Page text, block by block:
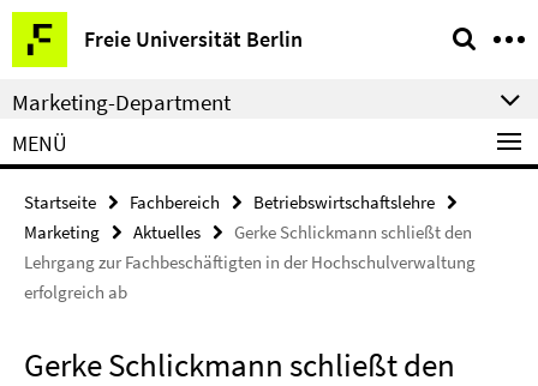
Springe
direkt
zu
Inhalt
Freie Universität Berlin
Service-
Navigation
Marketing-Department
MENÜ
Startseite Fachbereich
Betriebswirtschaftslehre
Marketing
Aktuelles
Gerke Schlickmann schließt den
Lehrgang zur Fachbeschäftigten in der Hochschulverwaltung
erfolgreich ab
Gerke Schlickmann schließt den